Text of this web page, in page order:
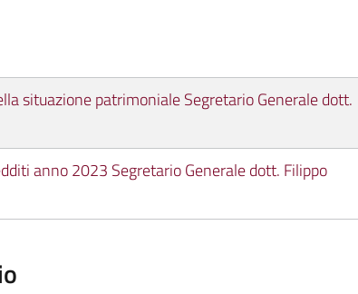
situazione patrimoniale Segretario Generale dott.
anno 2023 Segretario Generale dott. Filippo